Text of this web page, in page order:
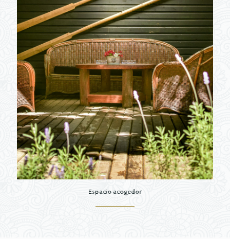
Espacio acogedor